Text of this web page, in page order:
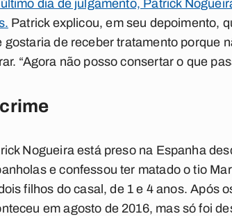
dia de julgamento, Patrick
Patrick explicou, em seu depoimento,
gostaria de receber tratamento porque
“Agora não posso consertar o que
Nogueira está preso na Espanha
e confessou ter matado o tio
filhos do casal, de 1 e 4 anos. Após
em agosto de 2016, mas só foi